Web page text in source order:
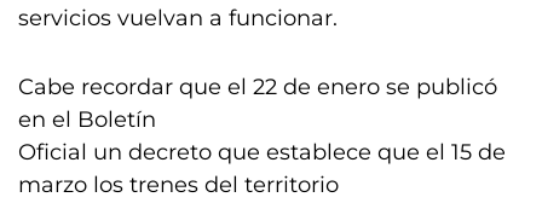
servicios vuelvan a funcionar.
Cabe recordar que el 22 de enero se publicó
en el Boletín
Oficial un decreto que establece que el 15 de
marzo los trenes del territorio